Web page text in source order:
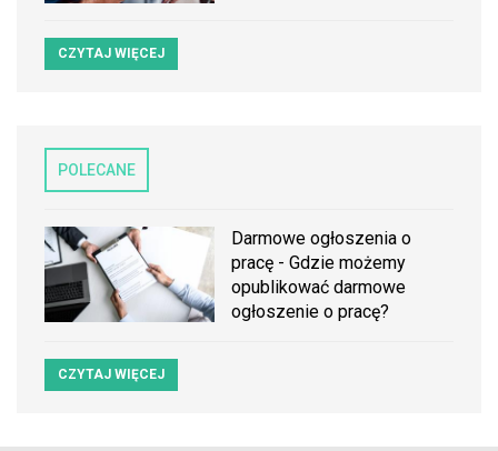
CZYTAJ WIĘCEJ
POLECANE
Darmowe ogłoszenia o
pracę - Gdzie możemy
opublikować darmowe
ogłoszenie o pracę?
CZYTAJ WIĘCEJ